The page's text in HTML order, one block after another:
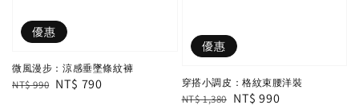
優惠
微風漫步：涼感垂墜條紋褲
Regular
NT$ 990 Sale
NT$ 790
優惠
穿搭小調皮：格紋束腰洋裝
Regular
NT$ 1,380 Sale
NT$ 990